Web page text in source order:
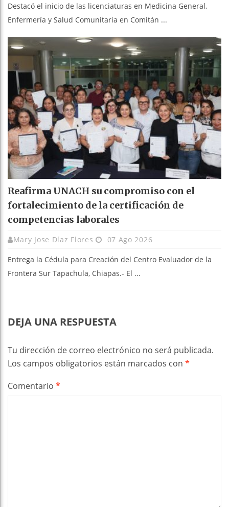
Destacó el inicio de las licenciaturas en Medicina General,
Enfermería y Salud Comunitaria en Comitán ...
Reafirma UNACH su compromiso con el
fortalecimiento de la certificación de
competencias laborales
Mary Jose Díaz Flores 07 Ago 2026
Entrega la Cédula para Creación del Centro Evaluador de la
Frontera Sur Tapachula, Chiapas.- El ...
DEJA UNA RESPUESTA
Tu dirección de correo electrónico no será publicada.
Los campos obligatorios están marcados con *
Comentario *